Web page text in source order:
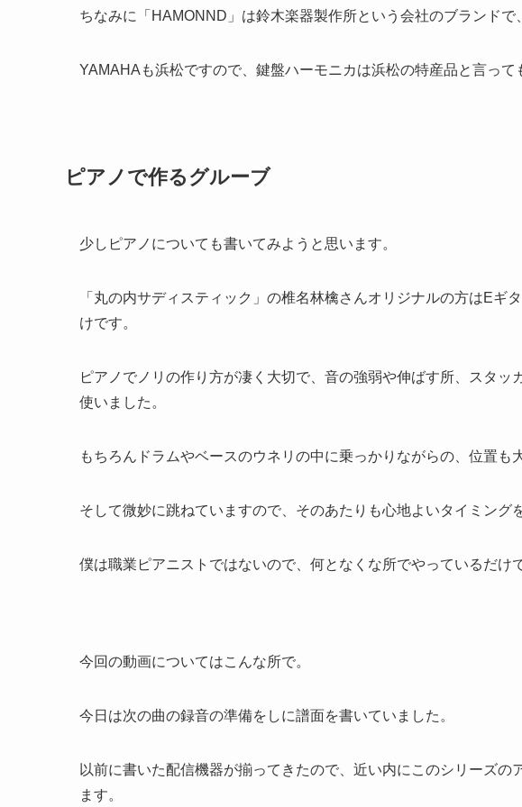
ちなみに「HAMONND」は鈴木楽器製作所という会社のブランドで
YAMAHAも浜松ですので、鍵盤ハーモニカは浜松の特産品と言って
ピアノで作るグルーブ
少しピアノについても書いてみようと思います。
「丸の内サディスティック」の椎名林檎さんオリジナルの方はEギ
けです。
ピアノでノリの作り方が凄く大切で、音の強弱や伸ばす所、スタッ
使いました。
もちろんドラムやベースのウネリの中に乗っかりながらの、位置も
そして微妙に跳ねていますので、そのあたりも心地よいタイミング
僕は職業ピアニストではないので、何となくな所でやっているだけ
今回の動画についてはこんな所で。
今日は次の曲の録音の準備をしに譜面を書いていました。
以前に書いた配信機器が揃ってきたので、近い内にこのシリーズの
ます。